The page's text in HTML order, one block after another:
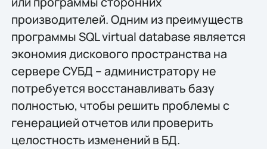
производителей. Одним из преимуществ
программы SQL virtual database является
экономия дискового пространства на
сервере СУБД – администратору не
потребуется восстанавливать базу
полностью, чтобы решить проблемы с
генерацией отчетов или проверить
целостность изменений в БД.